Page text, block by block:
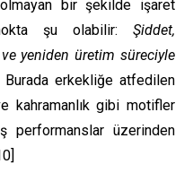
bir şekilde işaret
şu olabilir: Şiddet,
yeniden üretim süreciyle
Burada erkekliğe atfedilen
kahramanlık gibi motifler
performanslar üzerinden